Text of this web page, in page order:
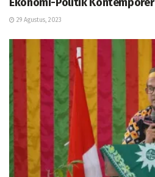
29 Agustus, 2023